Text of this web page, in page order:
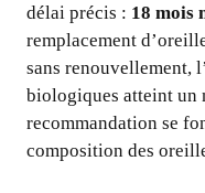
délai précis : 18 mois
remplacement
sans renouvellement,
biologiques atteint un
recommandation se
composition des